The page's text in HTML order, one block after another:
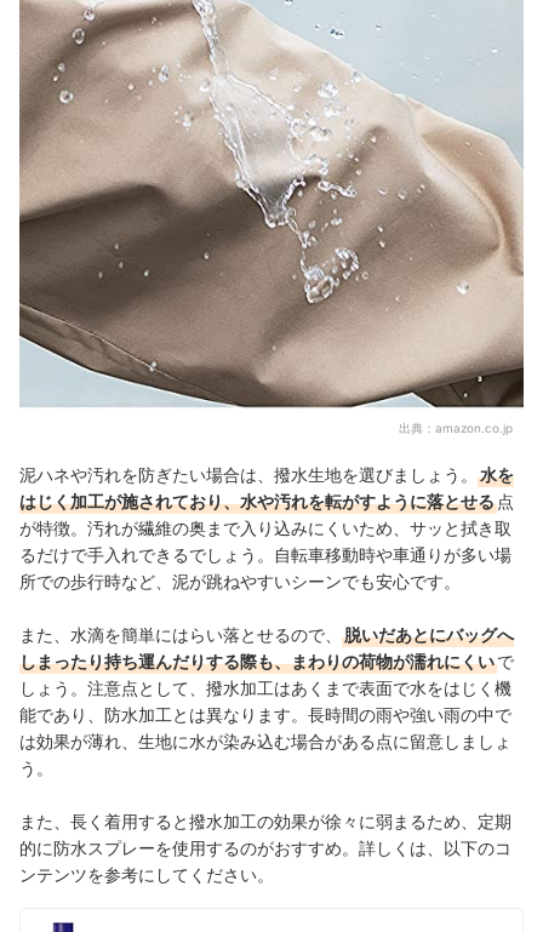
出典： amazon.co.jp
泥ハネや汚れを防ぎたい場合は、撥水生地を選びましょう。
水を
はじく加工が施されており、水や汚れを転がすように落とせる 点
が特徴。汚れが繊維の奥まで入り込みにくいため、サッと拭き取
るだけで手入れできるでしょう。自転車移動時や車通りが多い場
所での歩行時など、泥が跳ねやすいシーンでも安心です。
また、水滴を簡単にはらい落とせるので、
脱いだあとにバッグへ
しまったり持ち運んだりする際も、まわりの荷物が濡れにくいで
しょう。注意点として、撥水加工はあくまで表面で水をはじく機
能であり、防水加工とは異なります。長時間の雨や強い雨の中で
は効果が薄れ、生地に水が染み込む場合がある点に留意しましょ
う。
また、長く着用すると撥水加工の効果が徐々に弱まるため、定期
的に防水スプレーを使用するのがおすすめ。詳しくは、以下のコ
ンテンツを参考にしてください。